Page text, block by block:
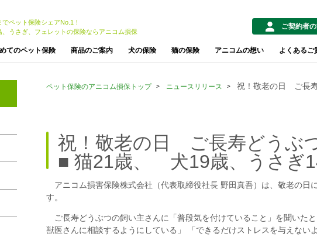
でペット保険シェアNo.1！
、うさぎ、フェレットの保険ならアニコム損保
ご契約者
てのペット保険 商品のご案内 犬の保険 猫の保険 アニコムの想い よくあるご
ペット保険のアニコム損保トップ ニュースリリース 祝！敬老の日 ご長
祝！敬老の日 ご長寿どうぶ
■ 猫21歳、 犬19歳、うさぎ
アニコム損害保険株式会社（代表取締役社長 野田真吾）は、敬老の日
す。
ご長寿どうぶつの飼い主さんに「普段気を付けていること」を聞いた
獣医さんに相談するようにしている」 「できるだけストレスを与えない